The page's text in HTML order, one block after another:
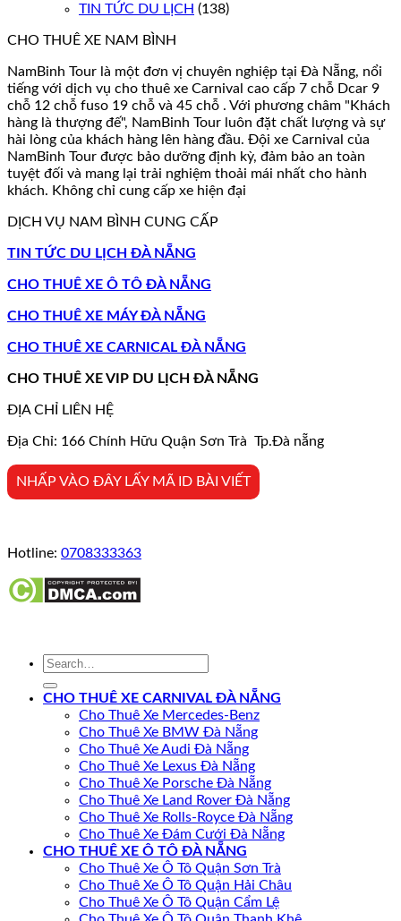
TIN TỨC DU LỊCH (138)
CHO THUÊ XE NAM BÌNH
NamBinh Tour là một đơn vị chuyên nghiệp tại Đà Nẵng, nổi
tiếng với dịch vụ cho thuê xe Carnival cao cấp 7 chỗ Dcar 9
chỗ 12 chỗ fuso 19 chỗ và 45 chỗ . Với phương châm "Khách
hàng là thượng đế", NamBinh Tour luôn đặt chất lượng và sự
hài lòng của khách hàng lên hàng đầu. Đội xe Carnival của
NamBinh Tour được bảo dưỡng định kỳ, đảm bảo an toàn
tuyệt đối và mang lại trải nghiệm thoải mái nhất cho hành
khách. Không chỉ cung cấp xe hiện đại
DỊCH VỤ NAM BÌNH CUNG CẤP
TIN TỨC DU LỊCH ĐÀ NẴNG
CHO THUÊ XE Ô TÔ ĐÀ NẴNG
CHO THUÊ XE MÁY ĐÀ NẴNG
CHO THUÊ XE CARNICAL ĐÀ NẴNG
CHO THUÊ XE VIP DU LỊCH ĐÀ NẴNG
ĐỊA CHỈ LIÊN HỆ
Địa Chỉ: 166 Chính Hữu Quận Sơn Trà Tp.Đà nẵng
NHẤP VÀO ĐÂY LẤY MÃ ID BÀI VIẾT
Hotline: 0708333363
CHO THUÊ XE CARNIVAL ĐÀ NẴNG
Cho Thuê Xe Mercedes-Benz
Cho Thuê Xe BMW Đà Nẵng
Cho Thuê Xe Audi Đà Nẵng
Cho Thuê Xe Lexus Đà Nẵng
Cho Thuê Xe Porsche Đà Nẵng
Cho Thuê Xe Land Rover Đà Nẵng
Cho Thuê Xe Rolls-Royce Đà Nẵng
Cho Thuê Xe Đám Cưới Đà Nẵng
CHO THUÊ XE Ô TÔ ĐÀ NẴNG
Cho Thuê Xe Ô Tô Quận Sơn Trà
Cho Thuê Xe Ô Tô Quận Hải Châu
Cho Thuê Xe Ô Tô Quận Cẩm Lệ